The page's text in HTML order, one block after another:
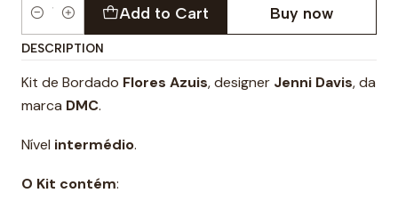
Quantity
Add to Cart Buy now
DESCRIPTION
Kit de Bordado Flores Azuis, designer Jenni Davis, da
marca DMC.
Nível intermédio.
O Kit contém: